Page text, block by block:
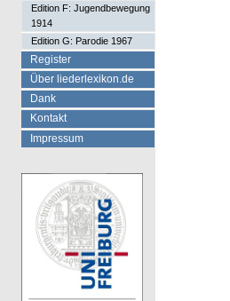
Edition F: Jugendbewegung
1914
Edition G: Parodie 1967
Register
Über liederlexikon.de
Dank
Kontakt
Impressum